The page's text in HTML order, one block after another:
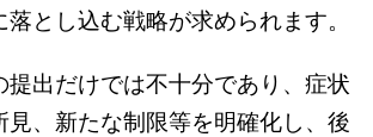
とし込む戦略が求められます。
提出だけでは不十分であり、症状
見、新たな制限等を明確化し、後